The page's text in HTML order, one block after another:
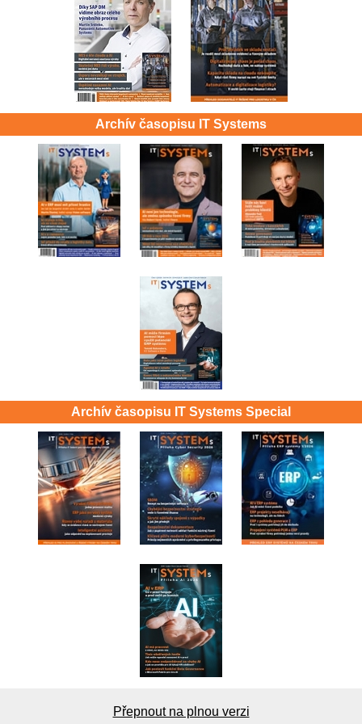
Archív časopisu IT Systems
Archív časopisu IT Systems Special
Přepnout na plnou verzi